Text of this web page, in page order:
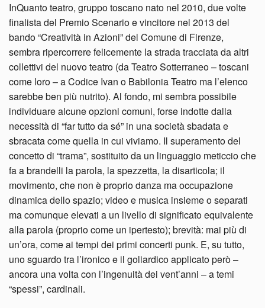
InQuanto teatro, gruppo toscano nato nel 2010, due volte
finalista del Premio Scenario e vincitore nel 2013 del
bando “Creatività in Azioni” del Comune di Firenze,
sembra ripercorrere felicemente la strada tracciata da altri
collettivi del nuovo teatro (da Teatro Sotterraneo – toscani
come loro – a Codice Ivan o Babilonia Teatro ma l’elenco
sarebbe ben più nutrito). Al fondo, mi sembra possibile
individuare alcune opzioni comuni, forse indotte dalla
necessità di “far tutto da sé” in una società sbadata e
sbracata come quella in cui viviamo. Il superamento del
concetto di “trama”, sostituito da un linguaggio meticcio che
fa a brandelli la parola, la spezzetta, la disarticola; il
movimento, che non è proprio danza ma occupazione
dinamica dello spazio; video e musica insieme o separati
ma comunque elevati a un livello di significato equivalente
alla parola (proprio come un ipertesto); brevità: mai più di
un’ora, come ai tempi dei primi concerti punk. E, su tutto,
uno sguardo tra l’ironico e il goliardico applicato però –
ancora una volta con l’ingenuità dei vent’anni – a temi
“spessi”, cardinali.